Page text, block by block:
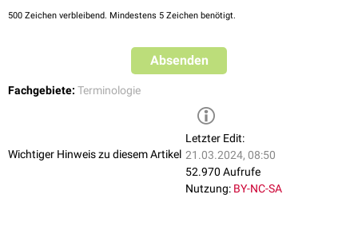
500 Zeichen verbleibend. Mindestens 5 Zeichen benötigt.
Absenden
Fachgebiete: Terminologie
Wichtiger Hinweis zu diesem Artikel
Letzter Edit:
21.03.2024, 08:50
52.970 Aufrufe
Nutzung: BY-NC-SA